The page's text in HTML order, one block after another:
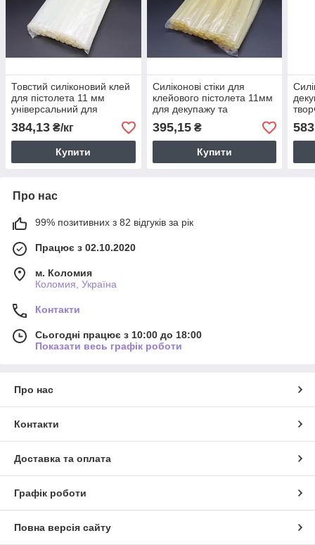
Товстий силіконовий клей
для пістолета 11 мм
універсальний для
ремонту
384,13 ₴/кг
Купити
Силіконові стіки для
клейового пістолета 11мм
для декупажу та
картону, тканини, дерева
395,15₴
Купити
Про нас
99% позитивних з 82 відгуків за рік
Працює з 02.10.2020
м. Коломия
Коломия, Україна
Контакти
Сьогодні працює з 10:00 до 18:00
Показати весь графік роботи
Про нас
Контакти
Доставка та оплата
Графік роботи
Повна версія сайту